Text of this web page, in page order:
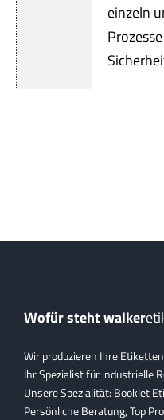
einzeln
Wofür steht walker
Wir produzieren Ihre
Ihr Spezialist für industrielle
Unsere Spezialität: Booklet
Persönliche Beratung, Top